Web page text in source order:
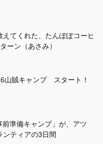
えてくれた、たんぽぽコーヒ
ーン（あさみ）
山賊キャンプ スタート！
前準備キャンプ」が、アツ
ンティアの3日間